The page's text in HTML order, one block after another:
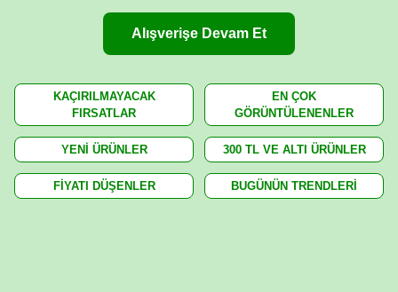
Alışverişe Devam Et
KAÇIRILMAYACAK
FIRSATLAR
EN ÇOK
GÖRÜNTÜLENENLER
YENİ ÜRÜNLER 300 TL VE ALTI ÜRÜNLER
FİYATI DÜŞENLER BUGÜNÜN TRENDLERİ